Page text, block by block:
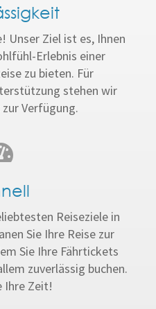
Unser Ziel ist es, Ihnen
Erlebnis einer
zu bieten. Für
stehen wir
Verfügung.
Reiseziele in
Sie Ihre Reise zur
Sie Ihre Fährtickets
zuverlässig buchen.
Ihre Zeit!